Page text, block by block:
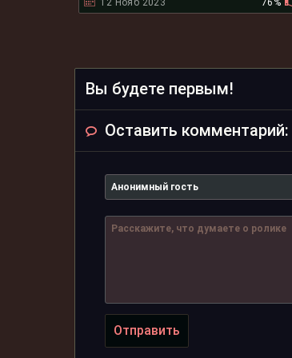
Вы будете первым!
Оставить комментарий:
Отправить